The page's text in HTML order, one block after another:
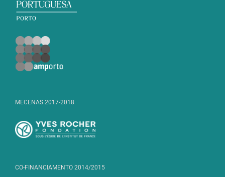
MECENAS 2017-2018
CO-FINANCIAMENTO 2014/2015